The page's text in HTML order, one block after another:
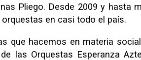
Pliego. Desde 2009 y hasta
en casi todo el país.
que hacemos en materia
las Orquestas Esperanza